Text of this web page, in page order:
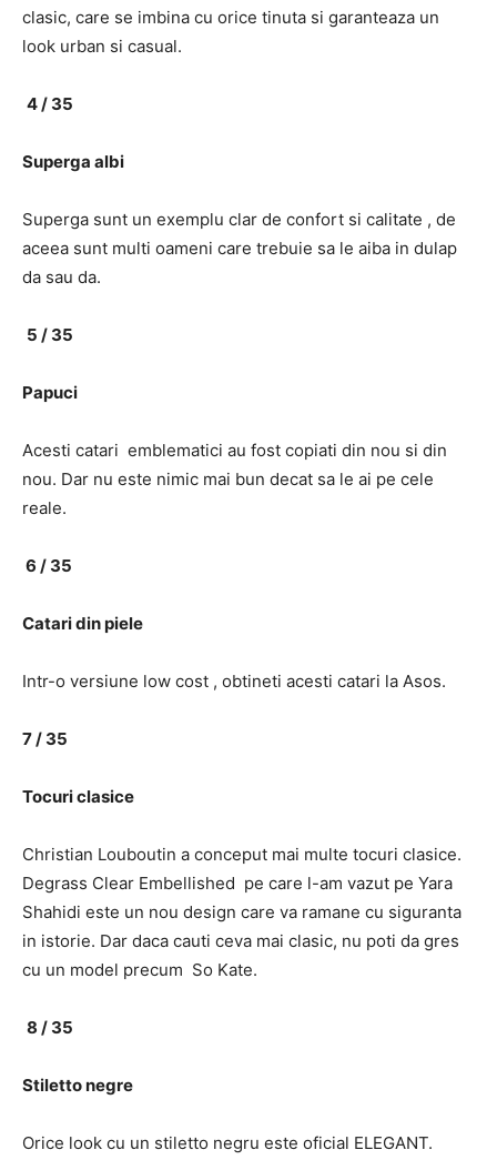
clasic, care se imbina cu orice tinuta si garanteaza un
look urban si casual.
4 / 35
Superga albi
Superga sunt un exemplu clar de confort si calitate , de
aceea sunt multi oameni care trebuie sa le aiba in dulap
da sau da.
5 / 35
Papuci
Acesti catari emblematici au fost copiati din nou si din
nou. Dar nu este nimic mai bun decat sa le ai pe cele
reale.
6 / 35
Catari din piele
Intr-o versiune low cost , obtineti acesti catari la Asos.
7 / 35
Tocuri clasice
Christian Louboutin a conceput mai multe tocuri clasice.
Degrass Clear Embellished pe care l-am vazut pe Yara
Shahidi este un nou design care va ramane cu siguranta
in istorie. Dar daca cauti ceva mai clasic, nu poti da gres
cu un model precum So Kate.
8 / 35
Stiletto negre
Orice look cu un stiletto negru este oficial ELEGANT.